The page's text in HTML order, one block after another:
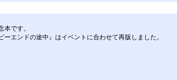
です。
エンドの途中』はイベントに合わせて再版しました。